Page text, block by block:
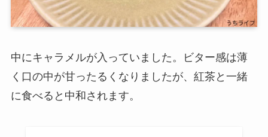
中にキャラメルが入っていました。ビター感は薄
く口の中が甘ったるくなりましたが、紅茶と一緒
に食べると中和されます。